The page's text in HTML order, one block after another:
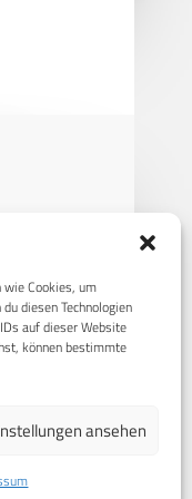
Cookies, um
diesen Technologien
auf dieser Website
können bestimmte
ansehen